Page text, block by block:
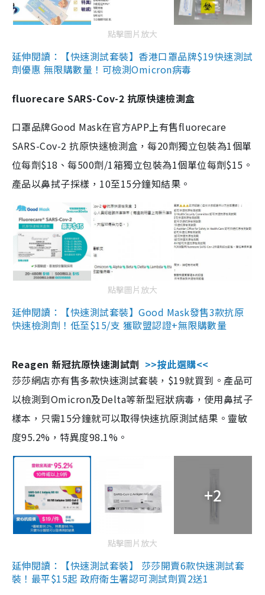
點擊圖片放大
延伸閱讀：【快速測試套裝】香港口罩品牌$19快速測試
劑優惠 無限購數量！可檢測Omicron病毒
fluorecare SARS-Cov-2 抗原快速檢測盒
口罩品牌Good Mask在官方APP上有售fluorecare
SARS-Cov-2 抗原快速檢測盒，每20劑獨立包裝為1個單
位每劑$18、每500劑/1箱獨立包裝為1個單位每劑$15。
產品以鼻拭子採樣，10至15分鐘知結果。
點擊圖片放大
延伸閱讀：【快速測試套裝】Good Mask發售3款抗原
快速檢測劑！低至$15/支 獲歐盟認證+無限購數量
Reagen 新冠抗原快速測試劑 >>按此選購<<
莎莎網店亦有售多款快速測試套裝，$19就買到。產品可
以檢測到Omicron及Delta等新型冠狀病毒，使用鼻拭子
樣本，只需15分鐘就可以取得快速抗原測試結果。靈敏
度95.2%，特異度98.1%。
+2
點擊圖片放大
延伸閱讀：【快速測試套裝】 莎莎開賣6款快速測試套
裝！最平$15起 政府衛生署認可測試劑買2送1